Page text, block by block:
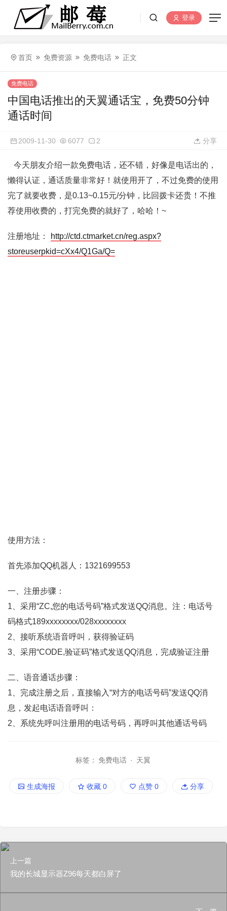
登录
首页 免费资源 免费电话 正文
免费电话
中国电话推出的天翼通话宝，免费50分钟
通话时间
2009-11-30 6077 2 分享
今天朋友介绍一款免费电话，还不错，好像是电话出的，
懒得认证，通话质量非常好！就使用开了，不过免费的使用
完了就要收费，是0.13~0.15元/分钟，比回拨卡还贵！不推
荐使用收费的，打完免费的就好了，哈哈！~
注册地址：
http://ctd.ctmarket.cn/reg.aspx?
storeuserpkid=cXx4/Q1Ga/Q=
使用方法：
首先添加QQ机器人：1321699553
一、注册步骤：
1、采用“ZC,您的电话号码”格式发送QQ消息。注：电话号
码格式189xxxxxxxx/028xxxxxxxx
2、接听系统语音呼叫，获得验证码
3、采用“CODE,验证码”格式发送QQ消息，完成验证注册
二、语音通话步骤：
1、完成注册之后，直接输入“对方的电话号码”发送QQ消
息，发起电话语音呼叫：
2、系统先呼叫注册用的电话号码，再呼叫其他通话号码
标签： 免费电话 · 天翼
生成海报 收藏 0 点赞 0 分享
上一篇
我的长城显示器Z96每天都白屏了